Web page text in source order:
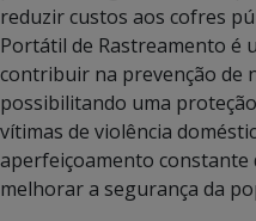
reduzir custos aos cofres
Portátil de Rastreamento é
contribuir na prevenção de
possibilitando uma
vítimas de violência
aperfeiçoamento
melhorar a segurança da